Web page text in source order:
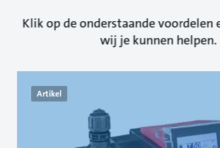
Klik op de onderstaande voordelen
wij je kunnen helpen.
Artikel